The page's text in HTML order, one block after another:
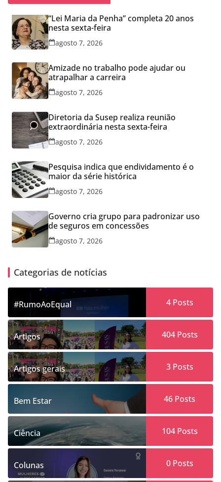
“Lei Maria da Penha” completa 20 anos
nesta sexta-feira
agosto 7, 2026
Amizade no trabalho pode ajudar ou
atrapalhar a carreira
agosto 7, 2026
Diretoria da Susep realiza reunião
extraordinária nesta sexta-feira
agosto 7, 2026
Pesquisa indica que endividamento é o
maior da série histórica
agosto 7, 2026
Governo cria grupo para padronizar uso
de seguros em concessões
agosto 7, 2026
Categorias de notícias
#RumoAoEqual 4Posts
Artigos 404Posts
Artigos gerais 3Posts
Bem Estar 46 Posts
Ciência 104Posts
Colunas 0Posts